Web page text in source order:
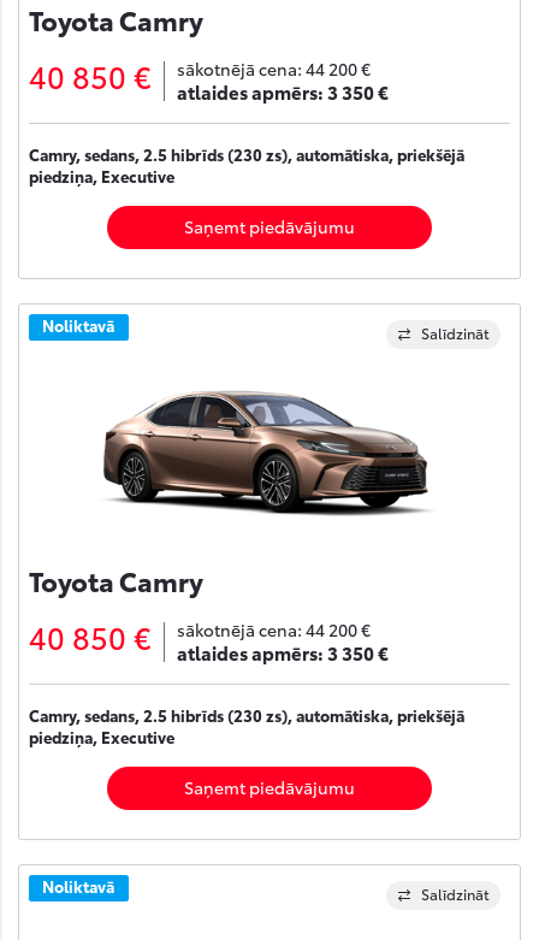
Toyota Camry
40 850 € sākotnējā cena: 44 200 €
atlaides apmērs:3 350 €
Camry, sedans, 2.5 hibrīds (230 zs), automātiska, priekšējā
piedziņa, Executive
Saņemt piedāvājumu
Salīdzināt
Noliktavā
Toyota Camry
40 850 € sākotnējā cena: 44 200 €
atlaides apmērs:3 350 €
Camry, sedans, 2.5 hibrīds (230 zs), automātiska, priekšējā
piedziņa, Executive
Saņemt piedāvājumu
Salīdzināt
Noliktavā